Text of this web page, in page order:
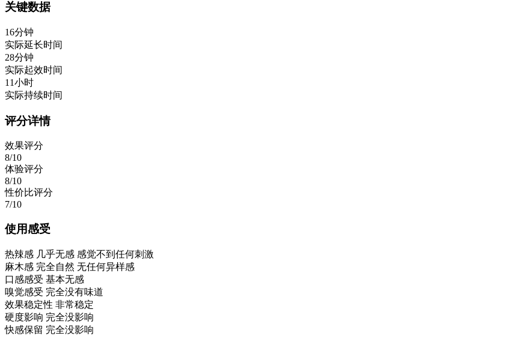
关键数据
16分钟
实际延长时间
28分钟
实际起效时间
11小时
实际持续时间
评分详情
效果评分
8/10
体验评分
8/10
性价比评分
7/10
使用感受
热辣感 几乎无感 感觉不到任何刺激
麻木感 完全自然 无任何异样感
口感感受 基本无感
嗅觉感受 完全没有味道
效果稳定性 非常稳定
硬度影响 完全没影响
快感保留 完全没影响